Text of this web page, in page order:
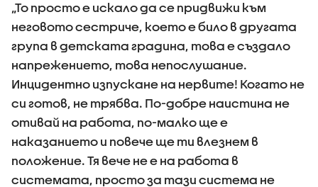
„То просто е искало да се придвижи към
неговото сестриче, което е било в другата
група в детската градина, това е създало
напрежението, това непослушание.
Инцидентно изпускане на нервите! Когато не
си готов, не трябва. По-добре наистина не
отивай на работа, по-малко ще е
наказанието и повече ще ти влезнем в
положение. Тя вече не е на работа в
системата, просто за тази система не